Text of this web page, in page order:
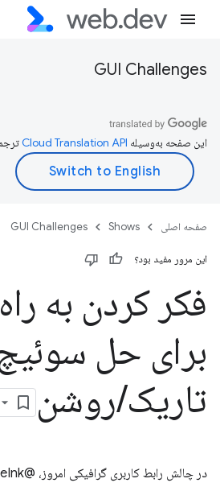
GUI Challenges
این صفحه به‌وسیله
صفحه اصلی Shows
GUI Challenges
این مرور مفید بود؟
فکر کردن به
برای حل
تاریک/روشن